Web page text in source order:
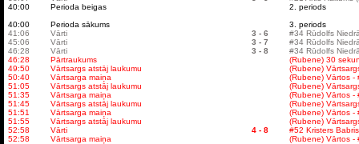
40:00
Perioda beigas
2. periods
40:00
Perioda sākums
3. periods
41:06
Vārti 3 - 6
#34 Rūdolfs
45:06
Vārti 3 - 7
#34 Rūdolfs
46:28
Vārti 3 - 8
#34 Rūdolfs
46:28
Pārtraukums
(Rubene) 30
49:50
Vārtsargs atstāj laukumu
(Rubene)
50:40
Vārtsarga maiņa
(Rubene) Vārtos -
51:05
Vārtsargs atstāj laukumu
(Rubene)
51:35
Vārtsarga maiņa
(Rubene) Vārtos -
51:45
Vārtsargs atstāj laukumu
(Rubene)
51:51
Vārtsarga maiņa
(Rubene) Vārtos -
51:55
Vārtsargs atstāj laukumu
(Rubene)
52:58
Vārti 4 - 8
#52 Kristers
52:58
Vārtsarga maiņa
(Rubene) Vārtos -